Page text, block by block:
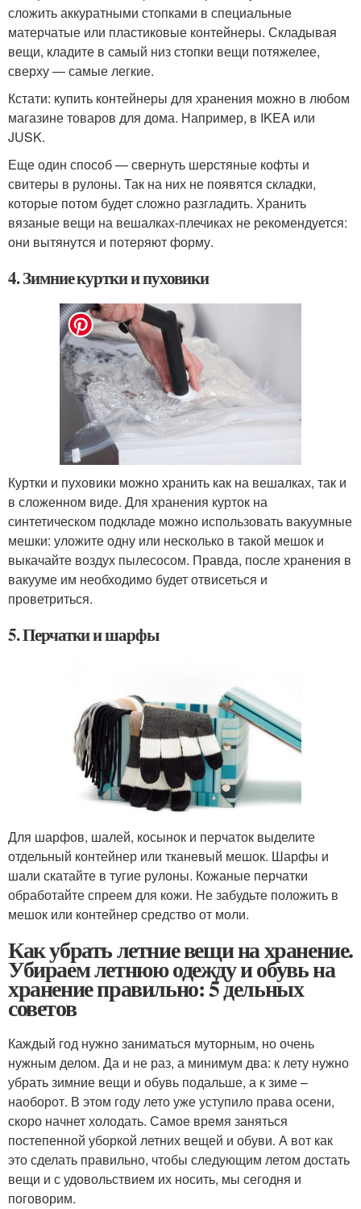
сложить аккуратными стопками в специальные
матерчатые или пластиковые контейнеры. Складывая
вещи, кладите в самый низ стопки вещи потяжелее,
сверху — самые легкие.
Кстати: купить контейнеры для хранения можно в любом
магазине товаров для дома. Например, в IKEA или
JUSK.
Еще один способ — свернуть шерстяные кофты и
свитеры в рулоны. Так на них не появятся складки,
которые потом будет сложно разгладить. Хранить
вязаные вещи на вешалках-плечиках не рекомендуется:
они вытянутся и потеряют форму.
4. Зимние куртки и пуховики
Куртки и пуховики можно хранить как на вешалках, так и
в сложенном виде. Для хранения курток на
синтетическом подкладе можно использовать вакуумные
мешки: уложите одну или несколько в такой мешок и
выкачайте воздух пылесосом. Правда, после хранения в
вакууме им необходимо будет отвисеться и
проветриться.
5. Перчатки и шарфы
Для шарфов, шалей, косынок и перчаток выделите
отдельный контейнер или тканевый мешок. Шарфы и
шали скатайте в тугие рулоны. Кожаные перчатки
обработайте спреем для кожи. Не забудьте положить в
мешок или контейнер средство от моли.
Как убрать летние вещи на хранение.
Убираем летнюю одежду и обувь на
хранение правильно: 5 дельных
советов
Каждый год нужно заниматься муторным, но очень
нужным делом. Да и не раз, а минимум два: к лету нужно
убрать зимние вещи и обувь подальше, а к зиме –
наоборот. В этом году лето уже уступило права осени,
скоро начнет холодать. Самое время заняться
постепенной уборкой летних вещей и обуви. А вот как
это сделать правильно, чтобы следующим летом достать
вещи и с удовольствием их носить, мы сегодня и
поговорим.